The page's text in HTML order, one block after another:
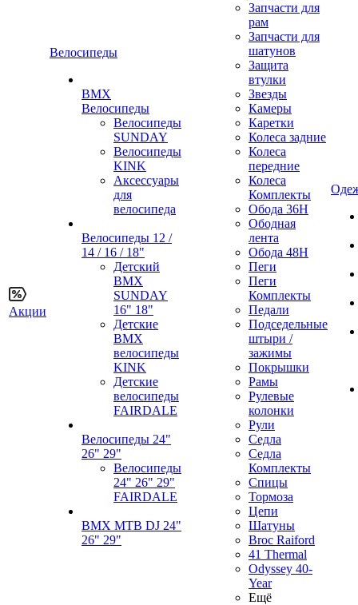
Акции
Велосипеды
BMX
Велосипеды
Велосипеды
SUNDAY
Велосипеды
KINK
Аксессуары
для
велосипеда
Велосипеды 12 /
14 / 16 / 18"
Детский
BMX
SUNDAY
16" 18"
Детские
BMX
велосипеды
KINK
Детские
велосипеды
FAIRDALE
Велосипеды 24"
26" 29"
Велосипеды
24" 26" 29"
FAIRDALE
BMX MTB DJ 24"
26" 29"
Запчасти для
рам
Запчасти для
шатунов
Защита
втулки
Звезды
Камеры
Каретки
Колеса задние
Колеса
передние
Колеса
Комплекты
Обода 36H
Ободная
лента
Обода 48H
Пеги
Пеги
Комплекты
Педали
Подседельные
штыри /
зажимы
Покрышки
Рамы
Рулевые
колонки
Рули
Седла
Седла
Комплекты
Спицы
Тормоза
Цепи
Шатуны
Broc Raiford
41 Thermal
Odyssey 40-
Year
Ещё